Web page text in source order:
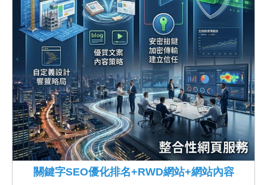
關鍵字SEO優化排名+RWD網站+網站內容